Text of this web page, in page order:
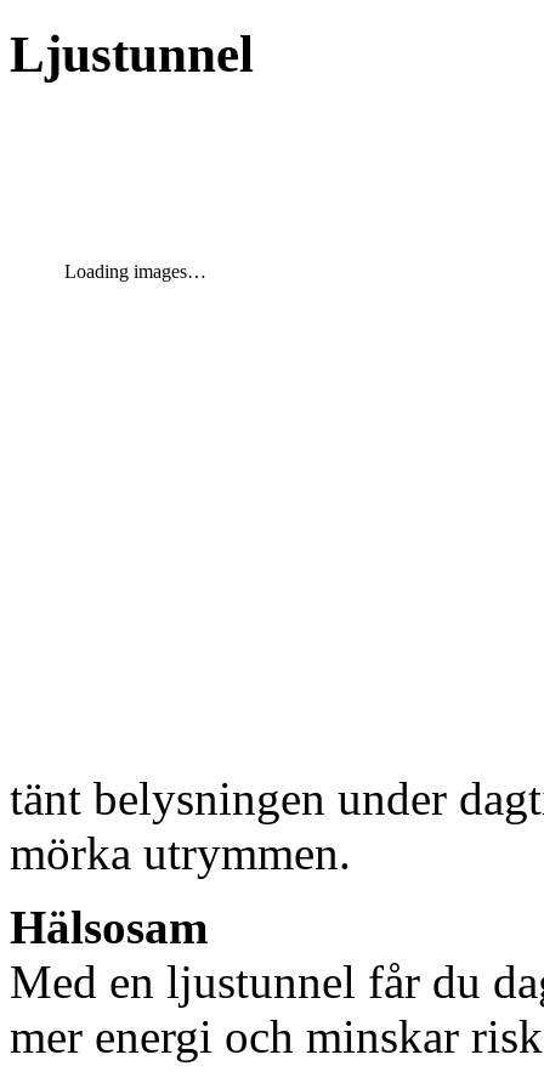
Ljustunnel
Loading images…
tänt belysningen under
mörka utrymmen.
Hälsosam
Med en ljustunnel får du
mer energi och minskar